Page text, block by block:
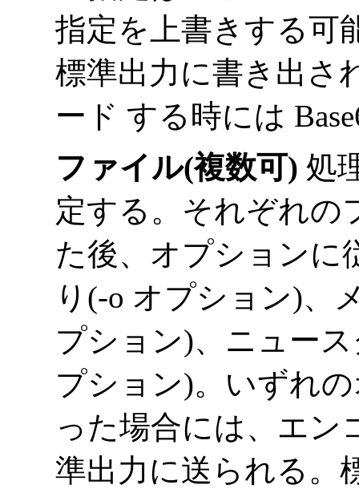
指定を上書きする可
標準出力に書き出さ
ード する時には
ファイル(複数可) 処
定する。それぞれの
た後、オプションに
り(-o オプション)、
プション)、ニュー
プション)。いずれ
った場合には、エン
準出力に送られる。